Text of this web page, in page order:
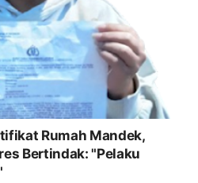
Rumah Mandek,
Bertindak: "Pelaku